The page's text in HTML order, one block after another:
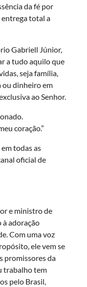
da fé por
entrega total a
Gabriell Júnior,
a tudo aquilo que
seja família,
ou dinheiro em
ao Senhor.
coração.”
todas as
oficial de
e ministro de
adoração
Com uma voz
ele vem se
promissores da
trabalho tem
pelo Brasil,